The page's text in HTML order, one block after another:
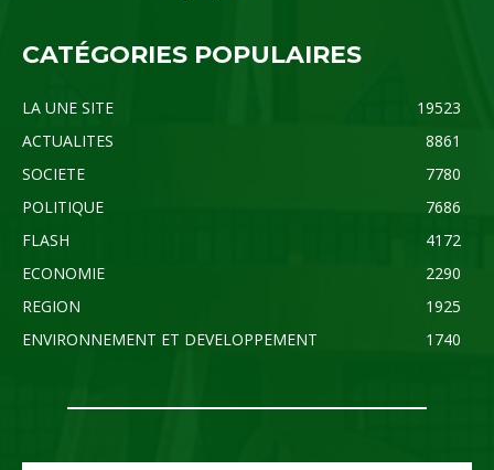
CATÉGORIES POPULAIRES
LA UNE SITE
19523
ACTUALITES
8861
SOCIETE
7780
POLITIQUE
7686
FLASH
4172
ECONOMIE
2290
REGION
1925
ENVIRONNEMENT ET DEVELOPPEMENT
1740